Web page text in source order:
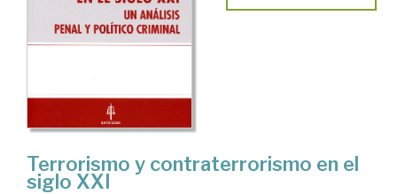
Terrorismo y contraterrorismo en el
siglo XXI